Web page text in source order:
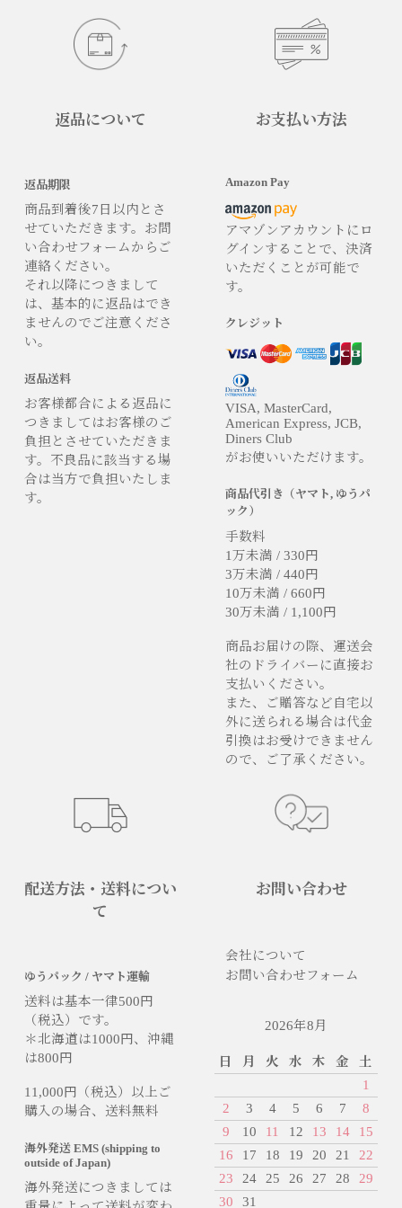
返品について
返品期限
商品到着後7日以内とさ
せていただきます。お問
い合わせフォームからご
連絡ください。
それ以降につきまして
は、基本的に返品はでき
ませんのでご注意くださ
い。
返品送料
お客様都合による返品に
つきましてはお客様のご
負担とさせていただきま
す。不良品に該当する場
合は当方で負担いたしま
す。
お支払い方法
Amazon Pay
アマゾンアカウントにロ
グインすることで、決済
いただくことが可能で
す。
クレジット
VISA, MasterCard,
American Express, JCB,
Diners Club
がお使いいただけます。
商品代引き（ヤマト, ゆうパ
ック）
手数料
1万未満 / 330円
3万未満 / 440円
10万未満 / 660円
30万未満 / 1,100円
商品お届けの際、運送会
社のドライバーに直接お
支払いください。
また、ご贈答など自宅以
外に送られる場合は代金
引換はお受けできません
ので、ご了承ください。
配送方法・送料につい
て
ゆうパック / ヤマト運輸
送料は基本一律500円
（税込）です。
＊北海道は1000円、沖縄
は800円
11,000円（税込）以上ご
購入の場合、送料無料
海外発送 EMS (shipping to
outside of Japan)
海外発送につきましては
お問い合わせ
会社について
お問い合わせフォーム
2026年8月
日 月 火 水 木 金
土
1
2
3 4 5 6 7
8
9
10 11 12 13 14
15
16
17 18 19 20 21
22
23
24 25 26 27 28
29
30
31